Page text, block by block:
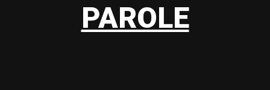
PAROLE